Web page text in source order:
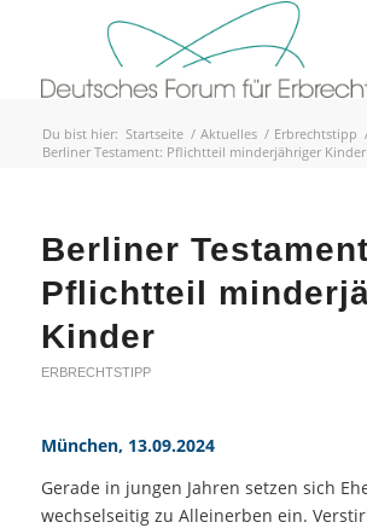
Du bist hier: Startseite / Aktuelles / Erbrechtstipp
Berliner Testament: Pflichtteil minderjähriger Kinder
Berliner
Pflichtteil
Kinder
ERBRECHTSTIPP
München, 13.09.2024
Gerade in jungen Jahren setzen sich
wechselseitig zu Alleinerben ein.